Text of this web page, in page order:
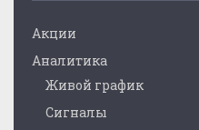
Акции
Аналитика
Живой график
Сигналы